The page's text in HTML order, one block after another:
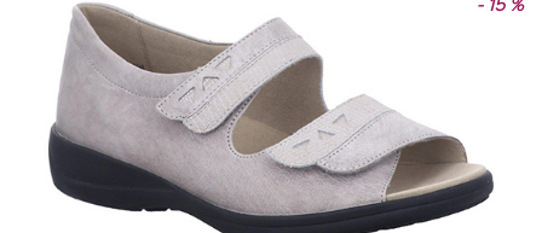
- 15 %